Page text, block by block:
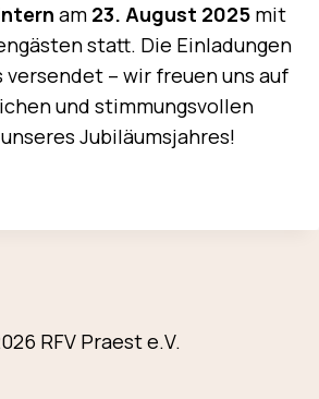
am 23. August 2025 mit
statt. Die Einladungen
– wir freuen uns auf
und stimmungsvollen
Jubiläumsjahres!
RFV Praest e.V.